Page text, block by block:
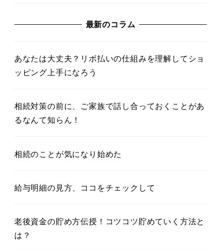
最新のコラム
あなたは大丈夫？リボ払いの仕組みを理解してショ
ッピング上手になろう
相続対策の前に、ご家族で話し合っておくことがあ
るなんて知らん！
相続のことが気になり始めた
給与明細の見方、ココをチェックして
老後資金の貯め方伝授！コツコツ貯めていく方法と
は？